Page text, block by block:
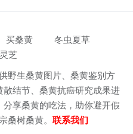
买桑黄
冬虫夏草
芝
野生桑黄图片、桑黄鉴别方
散结节、桑黄抗癌研究成果进
享桑黄的吃法，助你避开假
桑树桑黄。 联系我们